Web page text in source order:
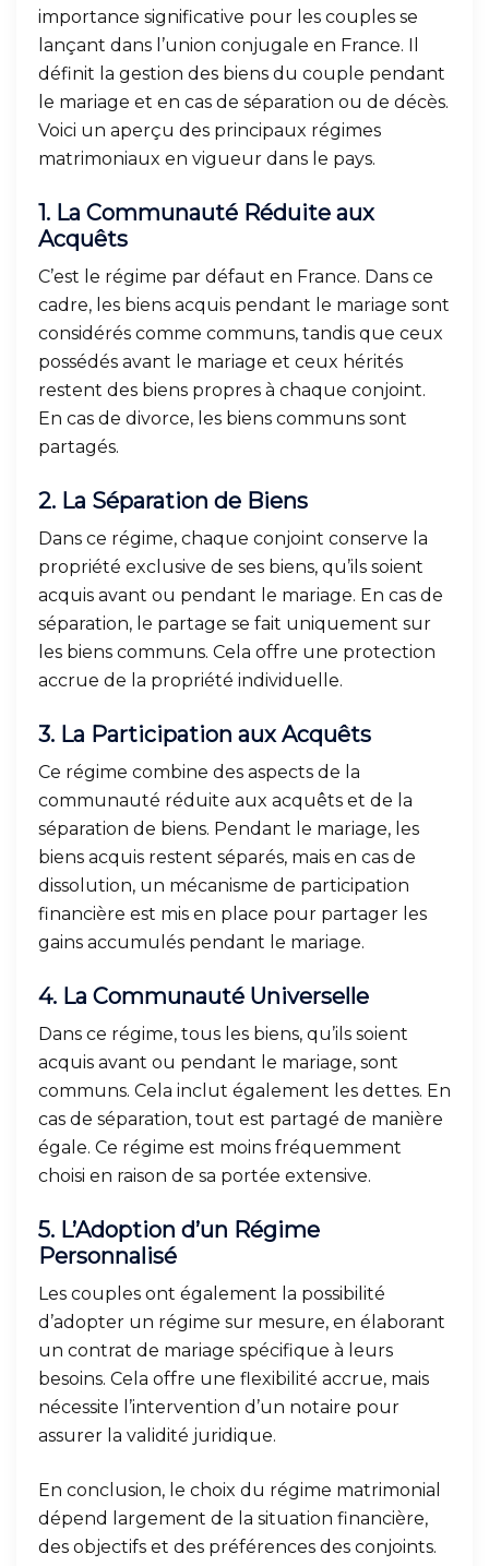
importance significative pour les couples se
lançant dans l’union conjugale en France. Il
définit la gestion des biens du couple pendant
le mariage et en cas de séparation ou de décès.
Voici un aperçu des principaux régimes
matrimoniaux en vigueur dans le pays.
1. La Communauté Réduite aux
Acquêts
C’est le régime par défaut en France. Dans ce
cadre, les biens acquis pendant le mariage sont
considérés comme communs, tandis que ceux
possédés avant le mariage et ceux hérités
restent des biens propres à chaque conjoint.
En cas de divorce, les biens communs sont
partagés.
2. La Séparation de Biens
Dans ce régime, chaque conjoint conserve la
propriété exclusive de ses biens, qu’ils soient
acquis avant ou pendant le mariage. En cas de
séparation, le partage se fait uniquement sur
les biens communs. Cela offre une protection
accrue de la propriété individuelle.
3. La Participation aux Acquêts
Ce régime combine des aspects de la
communauté réduite aux acquêts et de la
séparation de biens. Pendant le mariage, les
biens acquis restent séparés, mais en cas de
dissolution, un mécanisme de participation
financière est mis en place pour partager les
gains accumulés pendant le mariage.
4. La Communauté Universelle
Dans ce régime, tous les biens, qu’ils soient
acquis avant ou pendant le mariage, sont
communs. Cela inclut également les dettes. En
cas de séparation, tout est partagé de manière
égale. Ce régime est moins fréquemment
choisi en raison de sa portée extensive.
5. L’Adoption d’un Régime
Personnalisé
Les couples ont également la possibilité
d’adopter un régime sur mesure, en élaborant
un contrat de mariage spécifique à leurs
besoins. Cela offre une flexibilité accrue, mais
nécessite l’intervention d’un notaire pour
assurer la validité juridique.
En conclusion, le choix du régime matrimonial
dépend largement de la situation financière,
des objectifs et des préférences des conjoints.